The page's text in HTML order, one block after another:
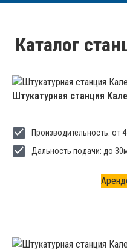
Каталог
Штукатурная станция
Производительность: от
Дальность подачи: до